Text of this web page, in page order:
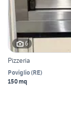
6
Pizzeria
Poviglio(RE)
150 mq